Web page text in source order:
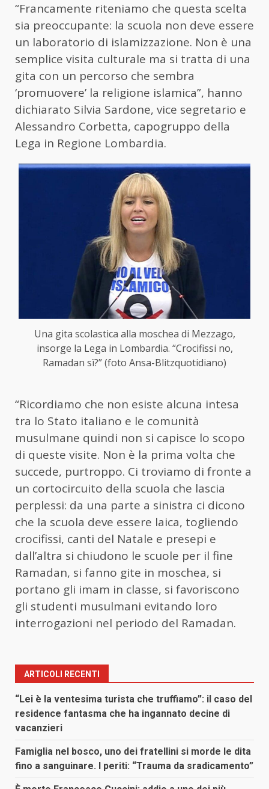
“Francamente riteniamo che questa scelta
sia preoccupante: la scuola non deve essere
un laboratorio di islamizzazione. Non è una
semplice visita culturale ma si tratta di una
gita con un percorso che sembra
‘promuovere’ la religione islamica”, hanno
dichiarato Silvia Sardone, vice segretario e
Alessandro Corbetta, capogruppo della
Lega in Regione Lombardia.
Una gita scolastica alla moschea di Mezzago,
insorge la Lega in Lombardia. “Crocifissi no,
Ramadan sì?” (foto Ansa-Blitzquotidiano)
“Ricordiamo che non esiste alcuna intesa
tra lo Stato italiano e le comunità
musulmane quindi non si capisce lo scopo
di queste visite. Non è la prima volta che
succede, purtroppo. Ci troviamo di fronte a
un cortocircuito della scuola che lascia
perplessi: da una parte a sinistra ci dicono
che la scuola deve essere laica, togliendo
crocifissi, canti del Natale e presepi e
dall’altra si chiudono le scuole per il fine
Ramadan, si fanno gite in moschea, si
portano gli imam in classe, si favoriscono
gli studenti musulmani evitando loro
interrogazioni nel periodo del Ramadan.
ARTICOLI RECENTI
“Lei è la ventesima turista che truffiamo”: il caso del
residence fantasma che ha ingannato decine di
vacanzieri
Famiglia nel bosco, uno dei fratellini si morde le dita
fino a sanguinare. I periti: “Trauma da sradicamento”